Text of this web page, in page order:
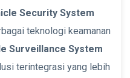
Security System
teknologi keamanan
Surveillance System
terintegrasi yang lebih